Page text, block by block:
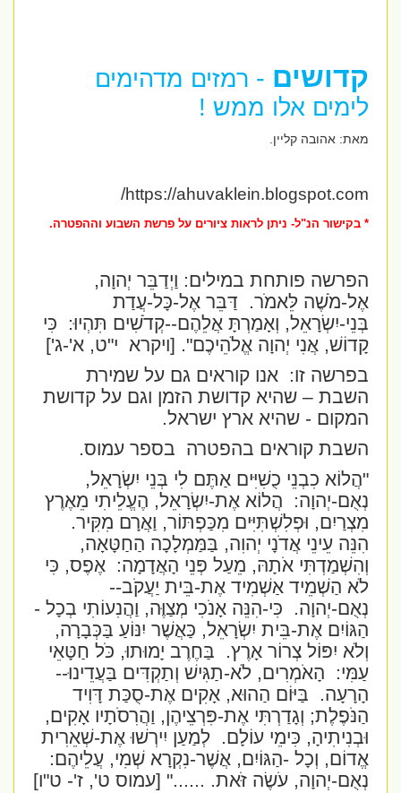
קדושים-רמזים מדהימים
לימים אלו ממש !
מאת: אהובה קליין.
https://ahuvaklein.blogspot.com/
* בקישור הנ"ל- ניתן לראות ציורים על פרשת השבוע וההפטרה.
הפרשה פותחת במילים:וַיְדַבֵּר יְהוָה,
אֶל-מֹשֶׁה לֵּאמֹר. דַּבֵּר אֶל-כָּל-עֲדַת
בְּנֵי-יִשְׂרָאֵל, וְאָמַרְתָּ אֲלֵהֶם--קְדֹשִׁים תִּהְיוּ: כִּי
קָדוֹשׁ, אֲנִי יְהוָה אֱלֹהֵיכֶם".[ויקרא י"ט, א'-ג']
בפרשה זו: אנו קוראים גם על שמירת
השבת – שהיא קדושת הזמן וגם על קדושת
המקום - שהיא ארץ ישראל.
השבת קוראים בהפטרה בספר עמוס.
"הֲלוֹא כִבְנֵי כֻשִׁיִּים אַתֶּם לִי בְּנֵי יִשְׂרָאֵל,
נְאֻם-יְהוָה: הֲלוֹא אֶת-יִשְׂרָאֵל, הֶעֱלֵיתִי מֵאֶרֶץ
מִצְרַיִם, וּפְלִשְׁתִּיִּים מִכַּפְתּוֹר, וַאֲרָם מִקִּיר.
הִנֵּה עֵינֵי אֲדֹנָי יְהוִה, בַּמַּמְלָכָה הַחַטָּאָה,
וְהִשְׁמַדְתִּי אֹתָהּ, מֵעַל פְּנֵי הָאֲדָמָה: אֶפֶס, כִּי
לֹא הַשְׁמֵיד אַשְׁמִיד אֶת-בֵּית יַעֲקֹב--
נְאֻם-יְהוָה. כִּי-הִנֵּה אָנֹכִי מְצַוֶּה, וַהֲנִעוֹתִי בְכָל -
הַגּוֹיִם אֶת-בֵּית יִשְׂרָאֵל, כַּאֲשֶׁר יִנּוֹעַ בַּכְּבָרָה,
וְלֹא יִפּוֹל צְרוֹר אָרֶץ. בַּחֶרֶב יָמוּתוּ, כֹּל חַטָּאֵי
עַמִּי: הָאֹמְרִים, לֹא-תַגִּישׁ וְתַקְדִּים בַּעֲדֵינוּ--
הָרָעָה. בַּיּוֹם הַהוּא, אָקִים אֶת-סֻכַּת דָּוִיד
הַנֹּפֶלֶת; וְגָדַרְתִּי אֶת-פִּרְצֵיהֶן, וַהֲרִסֹתָיו אָקִים,
וּבְנִיתִיהָ, כִּימֵי עוֹלָם. לְמַעַן יִירְשׁוּ אֶת-שְׁאֵרִית
אֱדוֹם, וְכָל -הַגּוֹיִם, אֲשֶׁר-נִקְרָא שְׁמִי, עֲלֵיהֶם:
נְאֻם-יְהוָה, עֹשֶׂה זֹּאת. ......"[עמוס ט', ז'- ט"ו]